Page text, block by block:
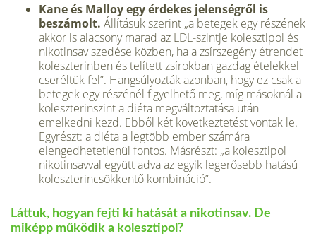
Kane és Malloy egy érdekes jelenségről is
beszámolt. Állításuk szerint „a betegek egy részének
akkor is alacsony marad az LDL-szintje kolesztipol és
nikotinsav szedése közben, ha a zsírszegény étrendet
koleszterinben és telített zsírokban gazdag ételekkel
cseréltük fel”. Hangsúlyozták azonban, hogy ez csak a
betegek egy részénél figyelhető meg, míg másoknál a
koleszterinszint a diéta megváltoztatása után
emelkedni kezd. Ebből két következtetést vontak le.
Egyrészt: a diéta a legtöbb ember számára
elengedhetetlenül fontos. Másrészt: „a kolesztipol
nikotinsavval együtt adva az egyik legerősebb hatású
koleszterincsökkentő kombináció”.
Láttuk, hogyan fejti ki hatását a nikotinsav. De
miképp működik a kolesztipol?